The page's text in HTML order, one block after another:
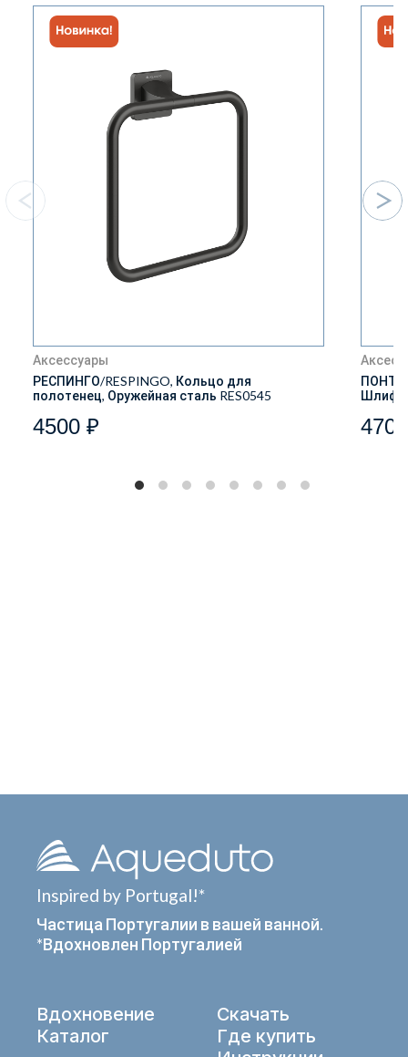
Аксессуары
РЕСПИНГО/RESPINGO, Кольцо для
полотенец, Оружейная сталь RES0545
4500 ₽
ПОНТО/
Inspired by Portugal!*
Частица Португалии в вашей ванной.
*Вдохновлен Португалией
Вдохновение
Каталог
Скачать
Где купить